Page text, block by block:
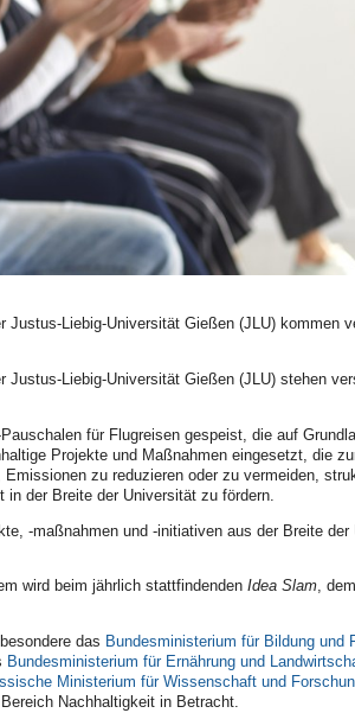
Liebig-Universität Gießen (JLU) kommen
Liebig-Universität Gießen (JLU) stehen
für Flugreisen gespeist, die auf
Projekte und Maßnahmen eingesetzt, die
zu reduzieren oder zu vermeiden,
der Breite der Universität zu fördern.
-maßnahmen und -initiativen aus der Breite der
wird beim jährlich stattfindenden Idea Slam,
das Bundesministerium für Bildung und
Bundesministerium für Ernährung und
Ministerium für Wissenschaft und
Nachhaltigkeit in Betracht.